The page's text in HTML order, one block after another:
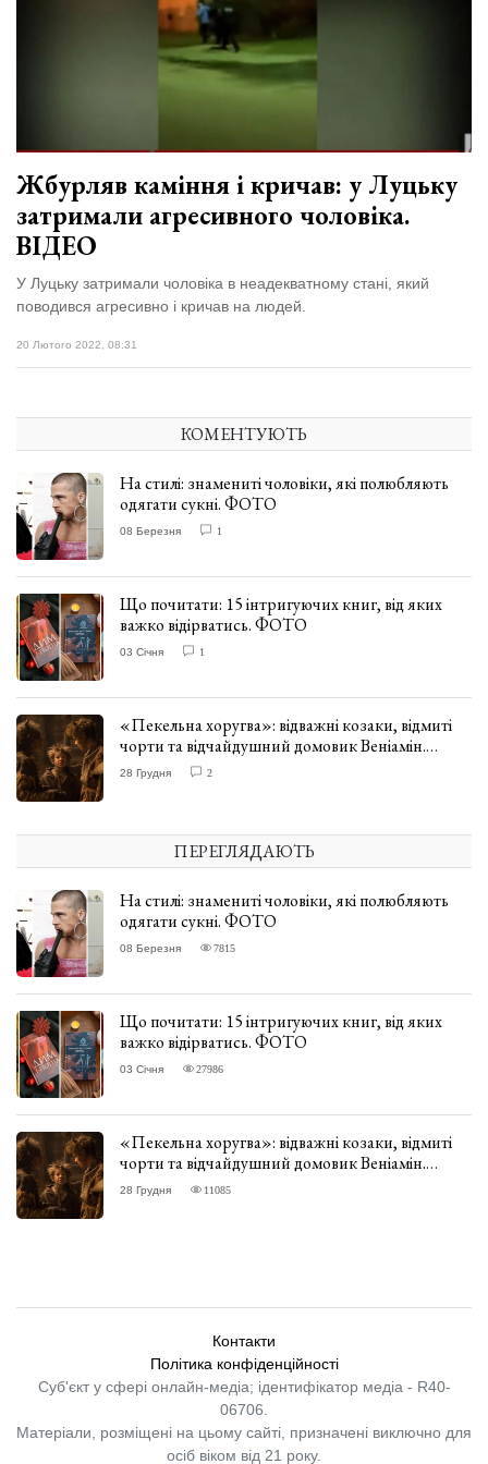
XIX
Спартакіада
VolWe...
29 Липня 2026
547 переглядів
Персона
Лайф
Афіша
ZONE 18+
Контакти
Політика конфіденційності
Жбурляв каміння і кричав: у Луцьку
затримали агресивного чоловіка.
ВІДЕО
У Луцьку затримали чоловіка в неадекватному стані, який
поводився агресивно і кричав на людей.
20 Лютого 2022, 08:31
КОМЕНТУЮТЬ
На стилі: знамениті чоловіки, які полюбляють
одягати сукні. ФОТО
08 Березня 1
Що почитати: 15 інтригуючих книг, від яких
важко відірватись. ФОТО
03 Січня 1
«Пекельна хоругва»: відважні козаки, відмиті
чорти та відчайдушний домовик Веніамін.
ВІДГУК
28 Грудня 2
ПЕРЕГЛЯДАЮТЬ
На стилі: знамениті чоловіки, які полюбляють
одягати сукні. ФОТО
08 Березня 7815
Що почитати: 15 інтригуючих книг, від яких
важко відірватись. ФОТО
03 Січня 27986
«Пекельна хоругва»: відважні козаки, відмиті
чорти та відчайдушний домовик Веніамін.
ВІДГУК
28 Грудня 11085
Контакти
Політика конфіденційності
Суб'єкт у сфері онлайн-медіа; ідентифікатор медіа - R40-
06706.
Матеріали, розміщені на цьому сайті, призначені виключно для
осіб віком від 21 року.